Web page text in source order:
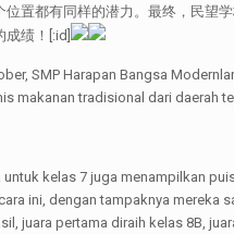
置都有同样的潜力。最终，民
绩！[:id]
SMP Harapan Bangsa
makanan tradisional dari daerah
kelas 7 juga menampilkan
ini, dengan tampaknya
juara pertama diraih kelas 8B,